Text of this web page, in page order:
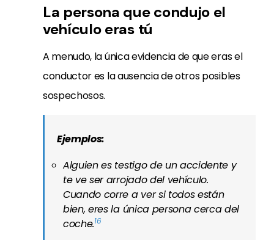
La persona que condujo el
vehículo eras tú
A menudo, la única evidencia de que eras el
conductor es la ausencia de otros posibles
sospechosos.
Ejemplos:
Alguien es testigo de un accidente y
te ve ser arrojado del vehículo.
Cuando corre a ver si todos están
bien, eres la única persona cerca del
coche.16